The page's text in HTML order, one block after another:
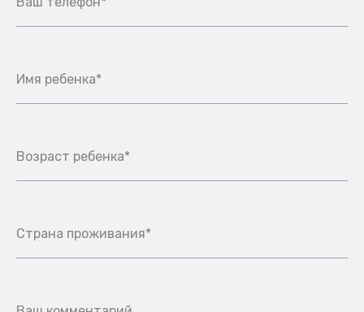
Имя ребенка*
Возраст ребенка*
Страна проживания*